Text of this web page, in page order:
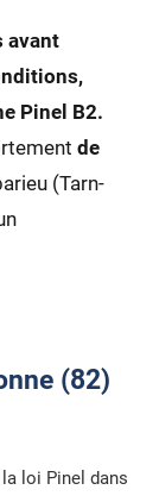
avant
Pinel B2.
de
(Tarn-
(82)
loi Pinel dans